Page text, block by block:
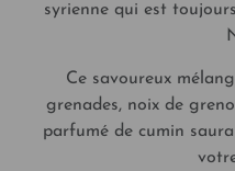
syrienne qui est
Ce savoureux
grenades, noix de
parfumé de cumin